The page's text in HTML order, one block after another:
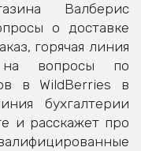
Валберис
о доставке
горячая линия
на вопросы по
в WildBerries в
бухгалтерии
и расскажет про